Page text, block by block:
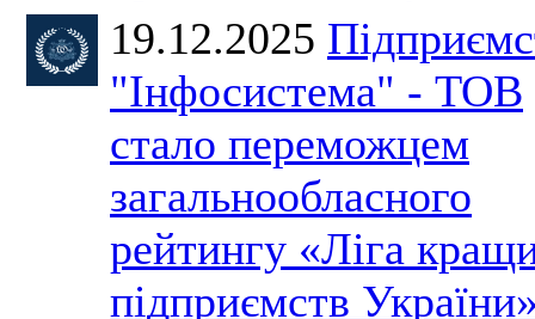
19.12.2025
"Інфосистема" - ТОВ
стало переможцем
загальнообласного
рейтингу «Ліга
підприємств